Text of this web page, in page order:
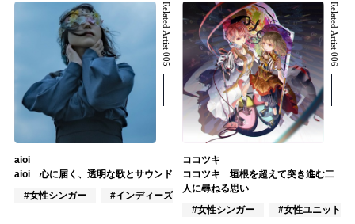
Related Artist 005
aioi
aioi 心に届く、透明な歌とサウンド
#女性シンガー
#インディーズ #混合バンド
Related Artist 006
ココツキ
ココツキ 垣根を超えて突き進む二
人に尋ねる思い
#女性シンガー
#女性ユニット